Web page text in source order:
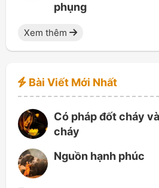
phụng
Xem thêm
Bài Viết Mới Nhất
Có pháp đốt cháy
cháy
Nguồn hạnh phúc